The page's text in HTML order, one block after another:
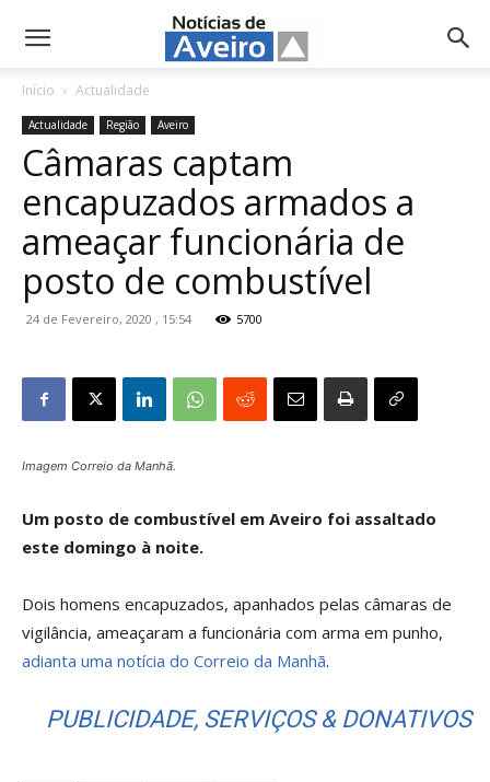
NotíciasdeAveiro.pt
Início Actualidade
Actualidade Região Aveiro
Câmaras captam
encapuzados armados a
ameaçar funcionária de
posto de combustível
24 de Fevereiro, 2020 , 15:54 5700
Imagem Correio da Manhã.
Um posto de combustível em Aveiro foi assaltado
este domingo à noite.
Dois homens encapuzados, apanhados pelas câmaras de
vigilância, ameaçaram a funcionária com arma em punho,
adianta uma notícia do Correio da Manhã.
PUBLICIDADE, SERVIÇOS & DONATIVOS